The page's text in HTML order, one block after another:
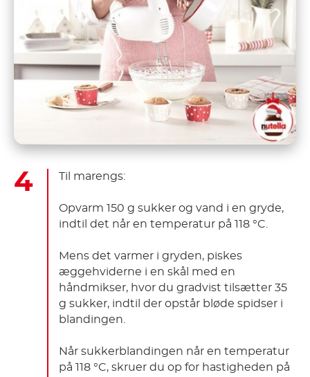
Til marengs:
Opvarm 150 g sukker og vand i en gryde,
indtil det når en temperatur på 118 °C.
Mens det varmer i gryden, piskes
æggehviderne i en skål med en
håndmikser, hvor du gradvist tilsætter 35
g sukker, indtil der opstår bløde spidser i
blandingen.
Når sukkerblandingen når en temperatur
på 118 °C, skruer du op for hastigheden på